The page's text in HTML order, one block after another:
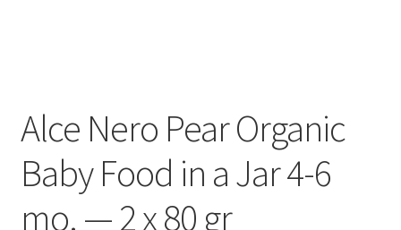
Alce Nero Pear Organic
Baby Food in a Jar 4-6
mo. — 2 x 80 gr